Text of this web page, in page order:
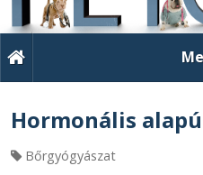
Hormonális
Bőrgyógyászat